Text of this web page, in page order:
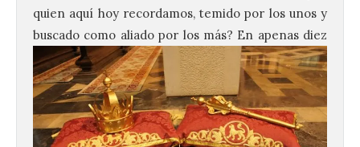
quien aquí hoy recordamos, temido por los unos y
buscado como aliado por los más? En apenas diez